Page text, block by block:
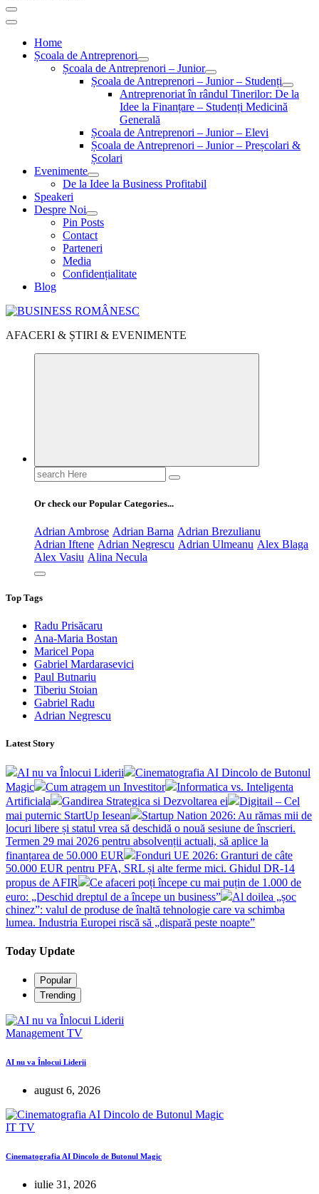
Home
Școala de Antreprenori
Școala de Antreprenori – Junior
Școala de Antreprenori – Junior – Studenți
Antreprenoriat în rândul Tinerilor: De la
Idee la Finanțare – Studenți Medicină
Generală
Școala de Antreprenori – Junior – Elevi
Școala de Antreprenori – Junior – Preșcolari &
Școlari
Evenimente
De la Idee la Business Profitabil
Speakeri
Despre Noi
Pin Posts
Contact
Parteneri
Media
Confidențialitate
Blog
AFACERI & ȘTIRI & EVENIMENTE
Search
for:
Or check our Popular Categories...
Adrian Ambrose Adrian Barna Adrian Brezulianu
Adrian Iftene Adrian Negrescu Adrian Ulmeanu Alex Blaga
Alex Vasiu Alina Necula
Top Tags
Radu Prisăcaru
Ana-Maria Bostan
Maricel Popa
Gabriel Mardarasevici
Paul Butnariu
Tiberiu Stoian
Gabriel Radu
Adrian Negrescu
Latest Story
AI nu va Înlocui Liderii
Cinematografia AI Dincolo de Butonul
Magic
Cum atragem un Investitor
Informatica vs. Inteligenta
Artificiala
Gandirea Strategica si Dezvoltarea ei
Digitail – Cel
mai puternic StartUp Iesean
Startup Nation 2026: Au rămas mii de
locuri libere și statul vrea să deschidă o nouă sesiune de înscrieri.
Termen 29 mai 2026 pentru absolvenții actuali, să aplice la
finanțarea de 50.000 EUR
Fonduri UE 2026: Granturi de câte
50.000 EUR pentru PFA, SRL și alte ferme mici. Ghidul DR-14
propus de AFIR
Ce afaceri poți începe cu mai puțin de 1.000 de
euro: „Deschid dreptul de a începe un business”
Al doilea „șoc
chinez”: valul de produse de înaltă tehnologie care va schimba
lumea. Industria Europei riscă să „dispară peste noapte”
Today Update
Popular
Trending
Management TV
AI nu va Înlocui Liderii
august 6, 2026
IT TV
Cinematografia AI Dincolo de Butonul Magic
iulie 31, 2026